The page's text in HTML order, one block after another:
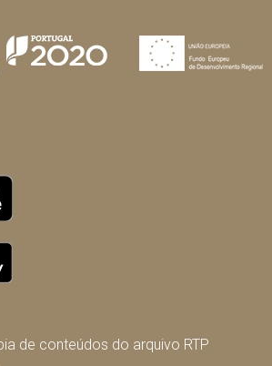
de conteúdos do arquivo RTP